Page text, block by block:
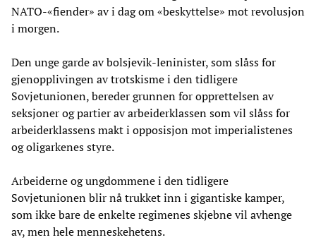
NATO-«fiender» av i dag om «beskyttelse» mot revolusjon
i morgen.
Den unge garde av bolsjevik-leninister, som slåss for
gjenopplivingen av trotskisme i den tidligere
Sovjetunionen, bereder grunnen for opprettelsen av
seksjoner og partier av arbeiderklassen som vil slåss for
arbeiderklassens makt i opposisjon mot imperialistenes
og oligarkenes styre.
Arbeiderne og ungdommene i den tidligere
Sovjetunionen blir nå trukket inn i gigantiske kamper,
som ikke bare de enkelte regimenes skjebne vil avhenge
av, men hele menneskehetens.